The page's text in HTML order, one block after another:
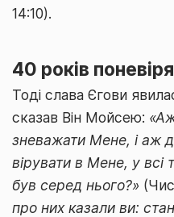
14:10).
40 років
Тоді слава Єгови
сказав Він Мойсею:
зневажати Мене, і аж
вірувати в Мене, у всі
був серед нього?»
про них казали ви: